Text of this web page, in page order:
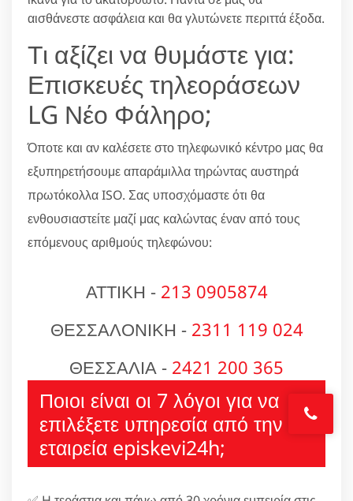
αισθάνεστε ασφάλεια και θα γλυτώνετε περιττά έξοδα.
Τι αξίζει να θυμάστε για:
Επισκευές τηλεοράσεων
LG Νέο Φάληρο;
Όποτε και αν καλέσετε στο τηλεφωνικό κέντρο μας θα
εξυπηρετήσουμε απαράμιλλα τηρώντας αυστηρά
πρωτόκολλα ISO. Σας υποσχόμαστε ότι θα
ενθουσιαστείτε μαζί μας καλώντας έναν από τους
επόμενους αριθμούς τηλεφώνου:
ΑΤΤΙΚΗ - 213 0905874
ΘΕΣΣΑΛΟΝΙΚΗ - 2311 119 024
ΘΕΣΣΑΛΙΑ - 2421 200 365
Ποιοι είναι οι 7 λόγοι για να
επιλέξετε υπηρεσία από την
εταιρεία episkevi24h;